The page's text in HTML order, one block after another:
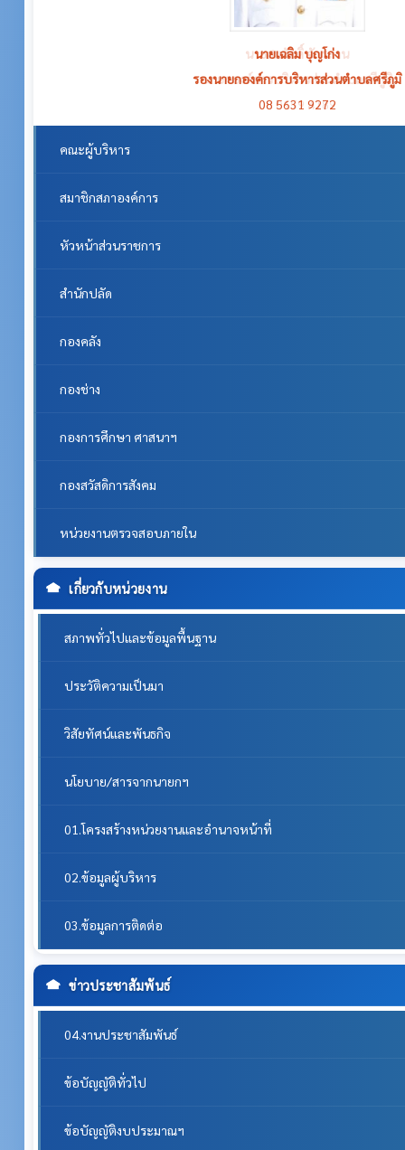
นายเฉลิม บุญโก่ง
รองนายกองค์การบริหารส่วนตำบลศรีภูมิ
08 5631 9272
คณะผู้บริหาร
สมาชิกสภาองค์การ
หัวหน้าส่วนราชการ
สำนักปลัด
กองคลัง
กองช่าง
กองการศึกษา ศาสนาฯ
กองสวัสดิการสังคม
หน่วยงานตรวจสอบภายใน
เกี่ยวกับหน่วยงาน
สภาพทั่วไปและข้อมูลพื้นฐาน
ประวัติความเป็นมา
วิสัยทัศน์และพันธกิจ
นโยบาย/สารจากนายกฯ
01.โครงสร้างหน่วยงานและอำนาจหน้าที่
02.ข้อมูลผู้บริหาร
03.ข้อมูลการติดต่อ
ข่าวประชาสัมพันธ์
04.งานประชาสัมพันธ์
ข้อบัญญัติทั่วไป
ข้อบัญญัติงบประมาณฯ